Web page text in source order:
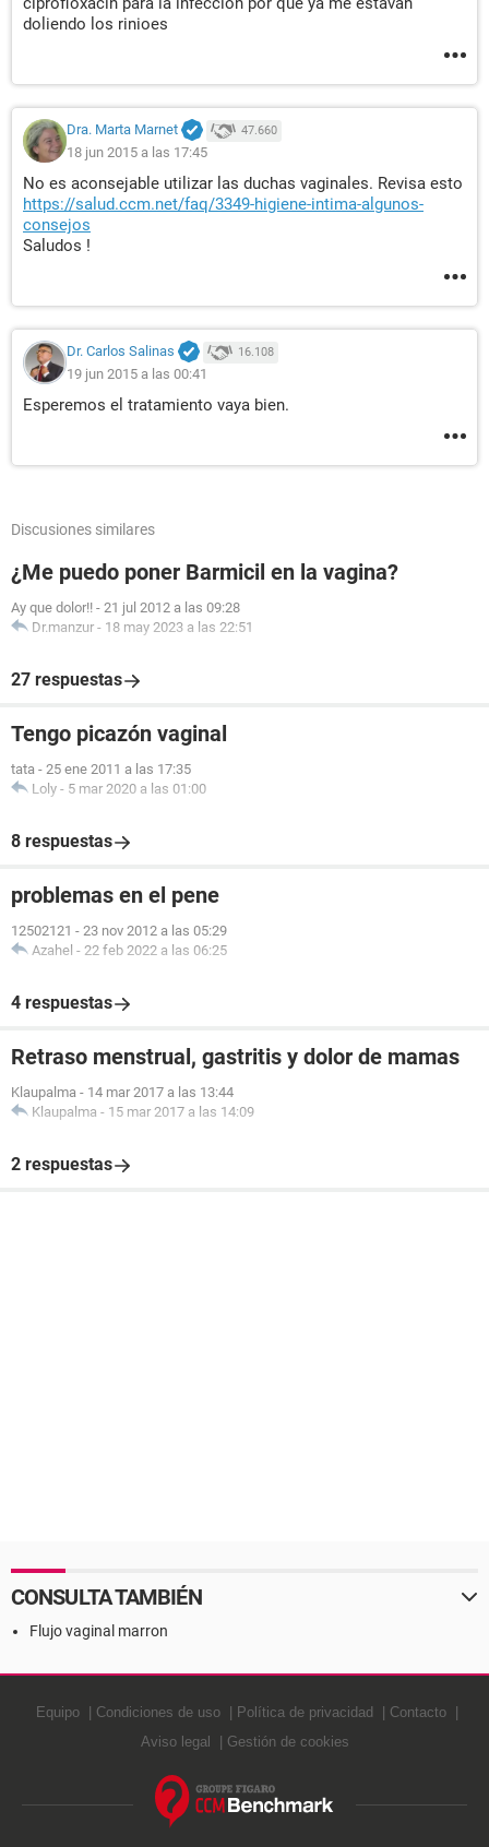
doliendo los rinioes
Dra. Marta Marnet 47.660
18 jun 2015 a las 17:45
No es aconsejable utilizar las duchas vaginales. Revisa esto
https://salud.ccm.net/faq/3349-higiene-intima-algunos-
consejos
Saludos !
Dr. Carlos Salinas 16.108
19 jun 2015 a las 00:41
Esperemos el tratamiento vaya bien.
Discusiones similares
¿Me puedo poner Barmicil en la vagina?
Ay que dolor!! - 21 jul 2012 a las 09:28
Dr.manzur - 18 may 2023 a las 22:51
27 respuestas
Tengo picazón vaginal
tata - 25 ene 2011 a las 17:35
Loly - 5 mar 2020 a las 01:00
8 respuestas
problemas en el pene
12502121 - 23 nov 2012 a las 05:29
Azahel - 22 feb 2022 a las 06:25
4 respuestas
Retraso menstrual, gastritis y dolor de mamas
Klaupalma - 14 mar 2017 a las 13:44
Klaupalma - 15 mar 2017 a las 14:09
2 respuestas
CONSULTA TAMBIÉN
Flujo vaginal marron
Equipo Condiciones de uso Política de privacidad
Contacto
Aviso legal
Gestión de cookies